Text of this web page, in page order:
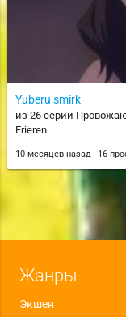
Yuberu smirk
из 26 серии
Frieren
10 месяцев назад 16
Жанры
Экшен